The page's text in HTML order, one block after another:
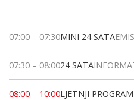
07:00 – 07:30MINI 24 SATA
07:30 – 08:0024 SATA
08:00 – 10:00LJETNJI